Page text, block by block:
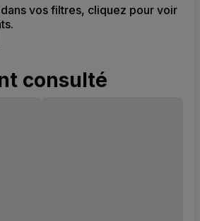
vos filtres, cliquez pour voir
consulté